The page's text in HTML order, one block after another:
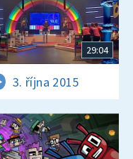
29:04
3. října 2015